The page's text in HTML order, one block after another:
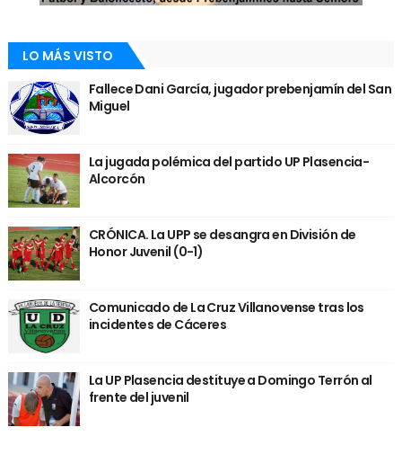
LO MÁS VISTO
Fallece Dani García, jugador prebenjamín del San
Miguel
La jugada polémica del partido UP Plasencia-
Alcorcón
CRÓNICA. La UPP se desangra en División de
Honor Juvenil (0-1)
Comunicado de La Cruz Villanovense tras los
incidentes de Cáceres
La UP Plasencia destituye a Domingo Terrón al
frente del juvenil